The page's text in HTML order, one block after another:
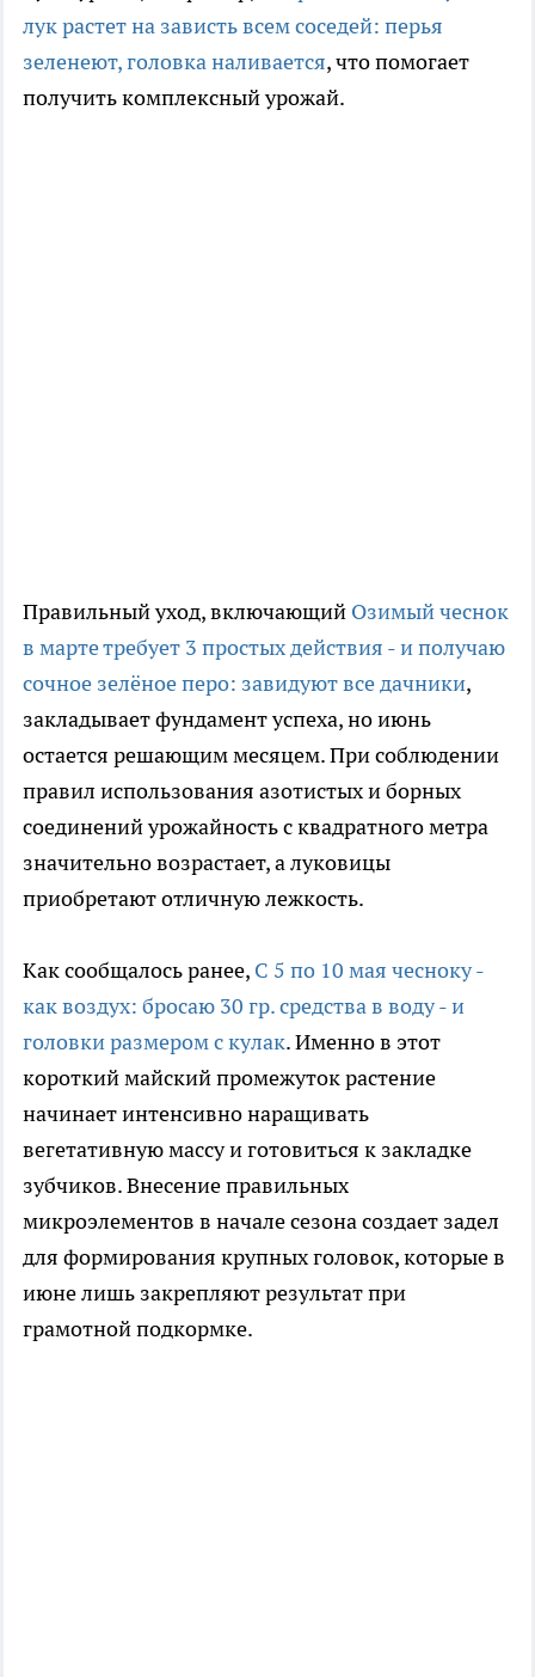
лук растет на зависть всем соседей: перья
зеленеют, головка наливается, что помогает
получить комплексный урожай.
Правильный уход, включающий Озимый чеснок
в марте требует 3 простых действия - и получаю
сочное зелёное перо: завидуют все дачники,
закладывает фундамент успеха, но июнь
остается решающим месяцем. При соблюдении
правил использования азотистых и борных
соединений урожайность с квадратного метра
значительно возрастает, а луковицы
приобретают отличную лежкость.
Как сообщалось ранее, С 5 по 10 мая чесноку -
как воздух: бросаю 30 гр. средства в воду - и
головки размером с кулак. Именно в этот
короткий майский промежуток растение
начинает интенсивно наращивать
вегетативную массу и готовиться к закладке
зубчиков. Внесение правильных
микроэлементов в начале сезона создает задел
для формирования крупных головок, которые в
июне лишь закрепляют результат при
грамотной подкормке.